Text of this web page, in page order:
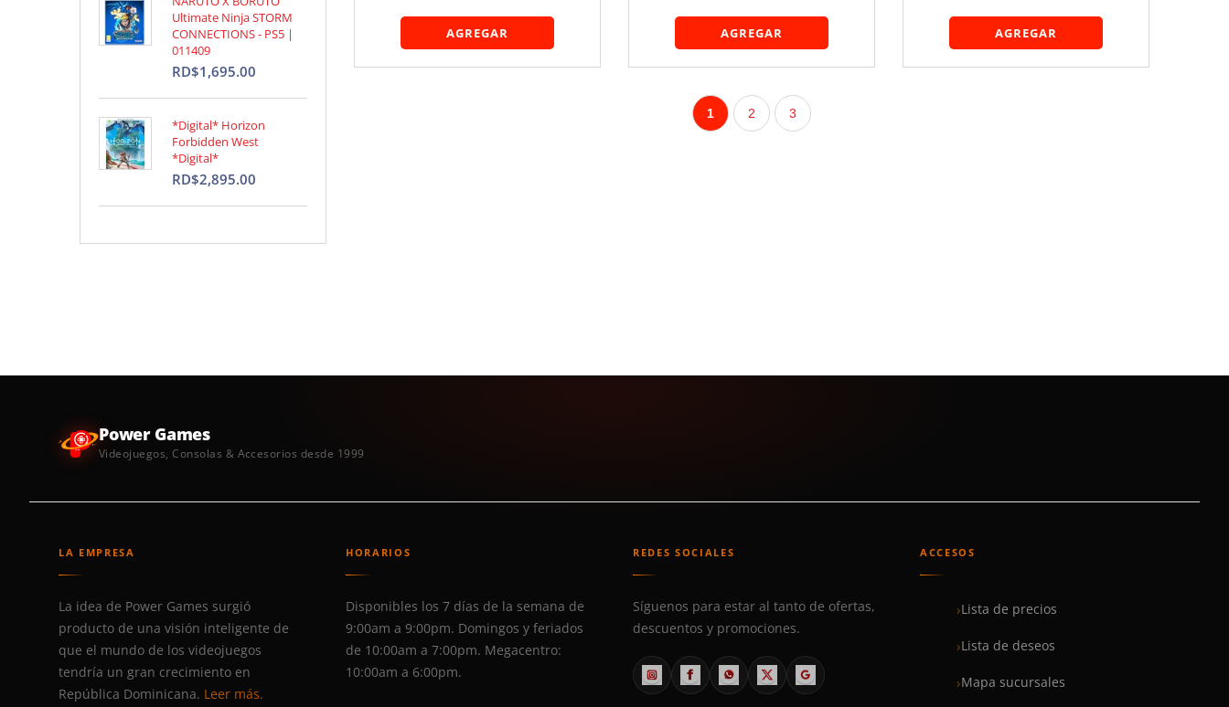
AGREGAR AGREGAR AGREGAR
1 2 3
Ultimate Ninja STORM
CONNECTIONS - PS5 |
011409
RD$1,695.00
*Digital* Horizon
Forbidden West
*Digital*
RD$2,895.00
Power Games
Videojuegos, Consolas & Accesorios desde 1999
LA EMPRESA
La idea de Power Games surgió
producto de una visión inteligente de
que el mundo de los videojuegos
tendría un gran crecimiento en
República Dominicana. Leer más.
HORARIOS
Disponibles los 7 días de la semana de
9:00am a 9:00pm. Domingos y feriados
de 10:00am a 7:00pm. Megacentro:
10:00am a 6:00pm.
REDES SOCIALES
Síguenos para estar al tanto de ofertas,
descuentos y promociones.
ACCESOS
Lista de precios
Lista de deseos
Mapa sucursales